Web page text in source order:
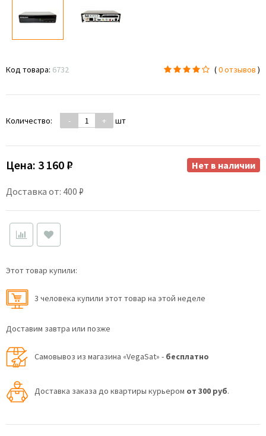
Код товара: 6732 (0 отзывов )
Количество: - + шт
Цена: 3 160 ₽
Доставка от: 400 ₽
Нет в наличии
Этот товар купили:
3 человекa купили этот товар на этой неделе
Доставим завтра или позже
Самовывоз из магазина «VegaSat» - бесплатно
Доставка заказа до квартиры курьером от 300 руб.